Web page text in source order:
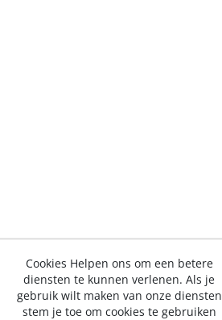
Cookies Helpen ons om een betere
diensten te kunnen verlenen. Als je
gebruik wilt maken van onze diensten
stem je toe om cookies te gebruiken